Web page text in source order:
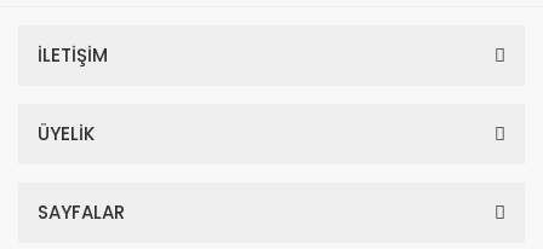
İLETİŞİM
ÜYELİK
SAYFALAR